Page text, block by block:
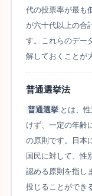
代の投票率が最も
が六十代以上の合
す。これらのデー
解しておくことが
普通選挙法
普通選挙 とは、
けず、一定の年齢
の原則です。日本
国民に対して、性
認める原則を指し
投じることができ